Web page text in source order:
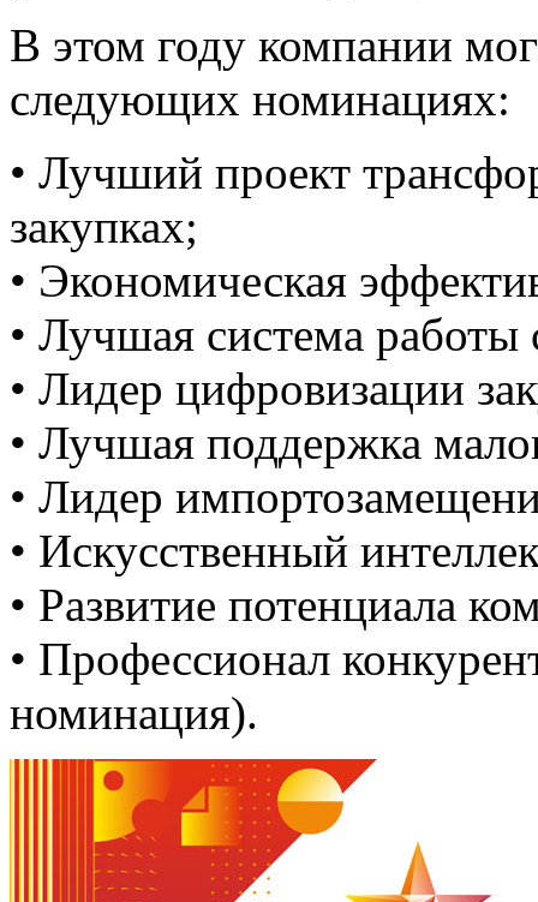
В этом году компании
следующих номинациях:
• Лучший проект
закупках;
• Экономическая
• Лучшая система
• Лидер цифровизации
• Лучшая поддержка
• Лидер
• Искусственный
• Развитие потенциала
• Профессионал
номинация).